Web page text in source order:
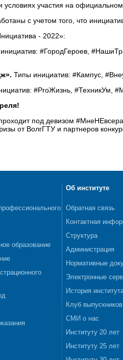
участия на официальном
с учетом того, что
- 2022»:
#ГородГероев,
Типы инициатив: #Кампус,
#ProЖизнь, #ТехникУм,
под девизом
от ВолгГТУ и партнеров
образование
Об институте
Обратная связь
Контактная
Структура
Администрация
Нормативные
Электронные
История
Клуб выпускников
СМИ о нас
Институту 20 лет
Институту 25 лет